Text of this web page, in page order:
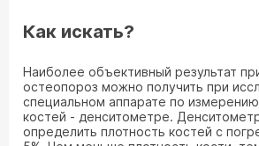
Как искать?
Наиболее объективный результат
остеопороз можно получить при
специальном аппарате по
костей - денситометре.
определить плотность костей с